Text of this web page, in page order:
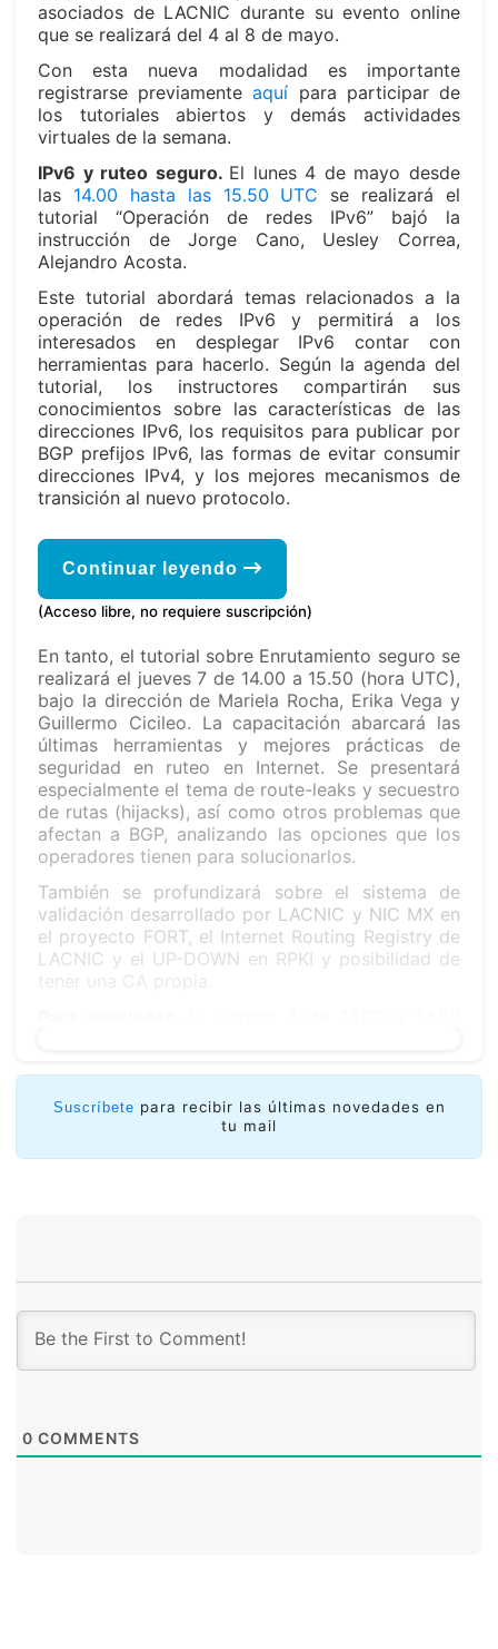
asociados de LACNIC durante su evento online
que se realizará del 4 al 8 de mayo.
Con esta nueva modalidad es importante
registrarse previamenteaquí para participar de
los tutoriales abiertos y demás actividades
virtuales de la semana.
IPv6 y ruteo seguro. El lunes 4 de mayo desde
las 14.00 hasta las 15.50 UTC se realizará el
tutorial “Operación de redes IPv6” bajó la
instrucción de Jorge Cano, Uesley Correa,
Alejandro Acosta.
Este tutorial abordará temas relacionados a la
operación de redes IPv6 y permitirá a los
interesados en desplegar IPv6 contar con
herramientas para hacerlo. Según la agenda del
tutorial, los instructores compartirán sus
conocimientos sobre las características de las
direcciones IPv6, los requisitos para publicar por
BGP prefijos IPv6, las formas de evitar consumir
direcciones IPv4, y los mejores mecanismos de
transición al nuevo protocolo.
Continuar leyendo
(Acceso libre, no requiere suscripción)
En tanto, el tutorial sobre Enrutamiento seguro se
realizará el jueves 7 de 14.00 a 15.50 (hora UTC),
bajo la dirección de Mariela Rocha, Erika Vega y
Guillermo Cicileo. La capacitación abarcará las
últimas herramientas y mejores prácticas de
seguridad en ruteo en Internet. Se presentará
especialmente el tema de route-leaks y secuestro
de rutas (hijacks), así como otros problemas que
afectan a BGP, analizando las opciones que los
operadores tienen para solucionarlos.
También se profundizará sobre el sistema de
validación desarrollado por LACNIC y NIC MX en
el proyecto FORT, el Internet Routing Registry de
LACNIC y el UP-DOWN en RPKI y posibilidad de
tener una CA propia.
funcionalidades de MiLACNIC. Está orientado a
representantes de organizaciones que ya son
Suscríbete para recibir las últimas novedades en
tu mail
0 COMMENTS